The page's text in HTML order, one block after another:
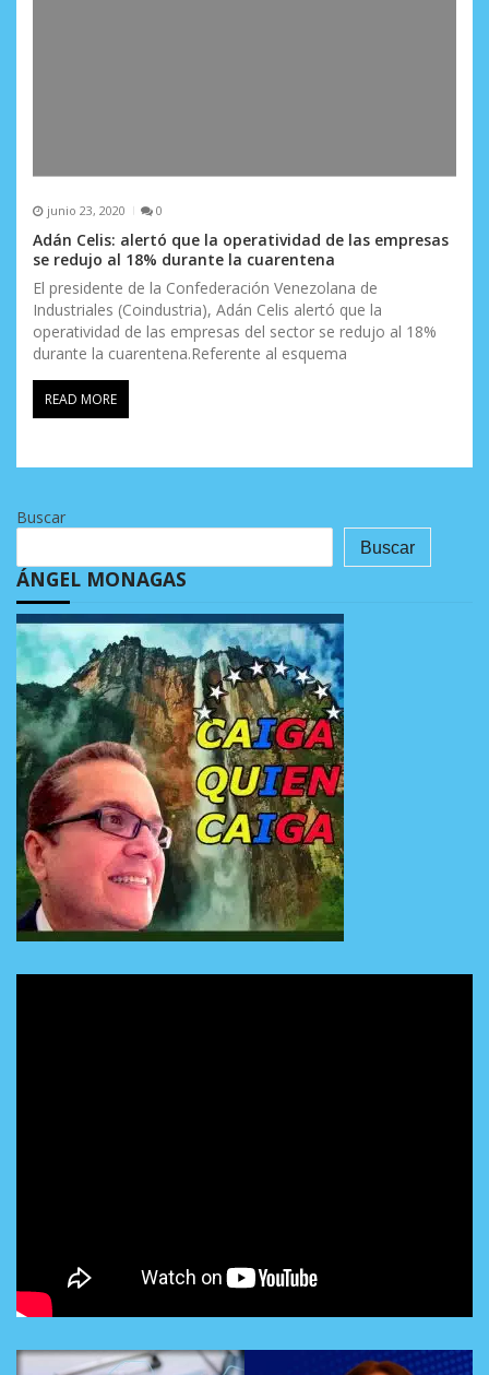
junio 23, 2020 0
Adán Celis: alertó que la operatividad de las empresas
se redujo al 18% durante la cuarentena
El presidente de la Confederación Venezolana de
Industriales (Coindustria), Adán Celis alertó que la
operatividad de las empresas del sector se redujo al 18%
durante la cuarentena.Referente al esquema
READ MORE
Buscar
Buscar
ÁNGEL MONAGAS